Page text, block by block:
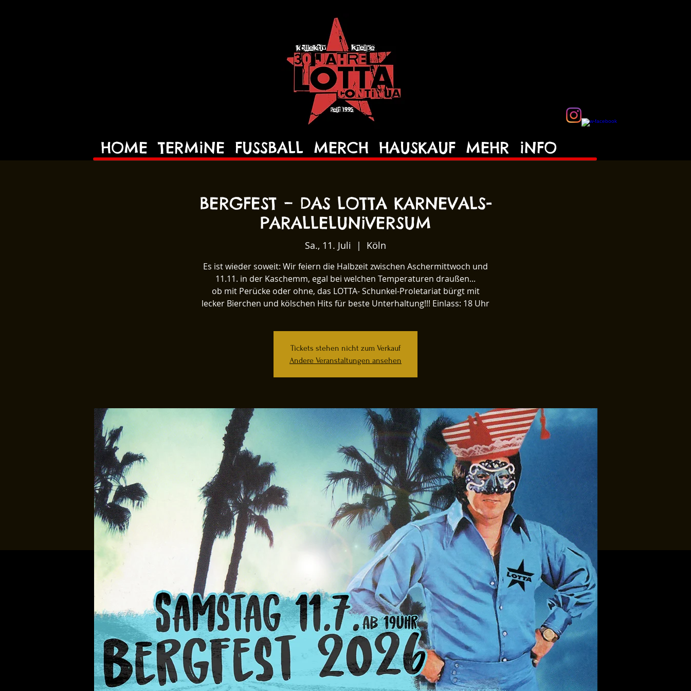
HOME TERMiNE FUSSBALL MERCH HAUSKAUF MEHR iNFO
BERGFEST – DAS LOTTA KARNEVALS-
PARALLELUNiVERSUM
Sa., 11. Juli
  |
Köln
Es ist wieder soweit: Wir feiern die Halbzeit zwischen Aschermittwoch und
11.11. in der Kaschemm, egal bei welchen Temperaturen draußen...
ob mit Perücke oder ohne, das LOTTA- Schunkel-Proletariat bürgt mit
lecker Bierchen und kölschen Hits für beste Unterhaltung!!! Einlass: 18 Uhr
Tickets stehen nicht zum Verkauf
Andere Veranstaltungen ansehen